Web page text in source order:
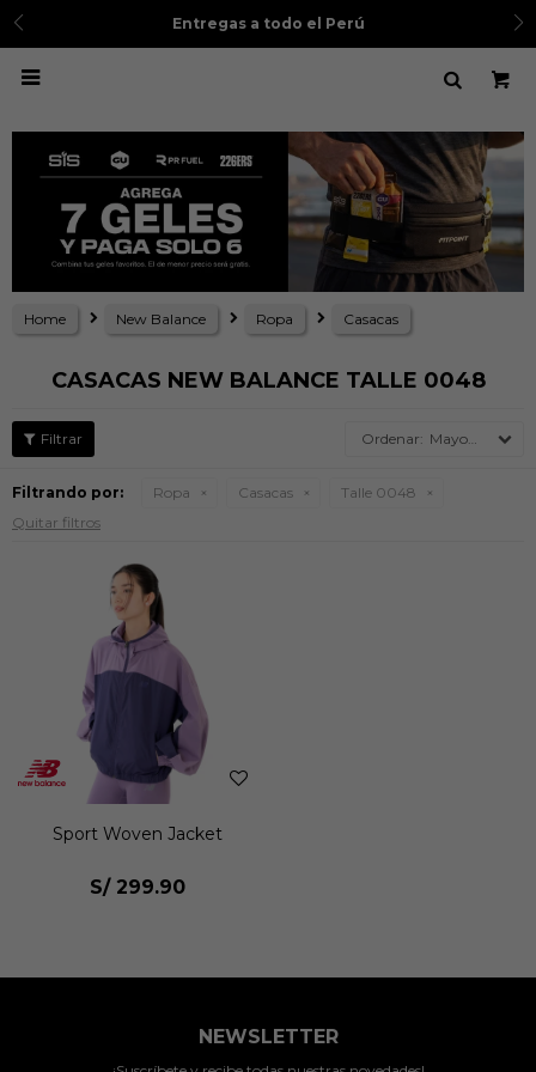
Entregas a todo el Perú

Home New Balance Ropa Casacas
CASACAS NEW BALANCE TALLE 0048
Mayor precio
Filtrando por: Ropa Casacas
Talle 0048
Quitar filtros
Sport Woven Jacket
S/ 299.90
NEWSLETTER